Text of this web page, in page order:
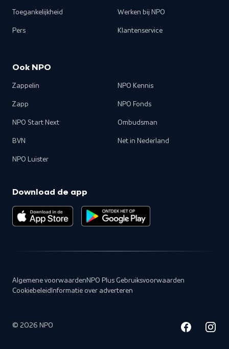
Toegankelijkheid
Pers
Werken bij NPO
Klantenservice
Ook NPO
Zappelin
Zapp
NPO Start Next
BVN
NPO Luister
NPO Kennis
NPO Fonds
Ombudsman
Net in Nederland
Download de app
Algemene voorwaarden NPO Plus Gebruiksvoorwaarden
Cookiebeleid Informatie over adverteren
© 2026 NPO